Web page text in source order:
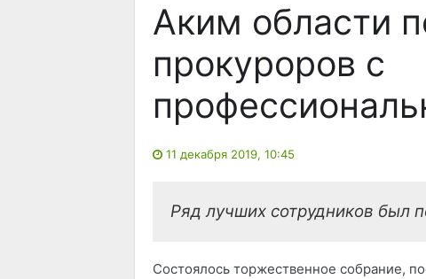
Аким области
прокуроров с
11 декабря 2019, 10:45
Ряд лучших сотрудников был
Состоялось торжественное собрание,